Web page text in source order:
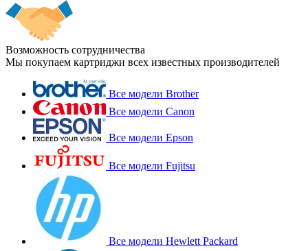
Возможность сотрудничества
Мы покупаем картриджи всех известных производителей
Все модели Brother
Все модели Canon
Все модели Epson
Все модели Fujitsu
Все модели Hewlett Packard